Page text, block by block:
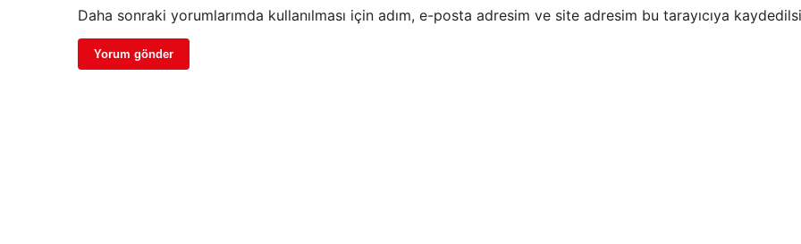
Daha sonraki yorumlarımda kullanılması için adım, e-posta adresim ve site adresim bu tarayıcıya